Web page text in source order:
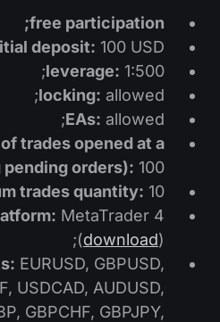
free participation;
deposit: 100 USD;
leverage: 1:500;
locking: allowed;
EAs: allowed;
trades opened at a
orders): 100;
trades quantity: 10;
MetaTrader 4
(download);
EURUSD, GBPUSD,
USDCAD, AUDUSD,
GBPCHF, GBPJPY,